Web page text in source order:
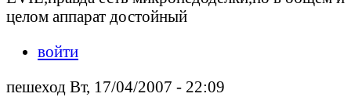
целом аппарат достойный
войти
пешеход Вт, 17/04/2007 - 22:09